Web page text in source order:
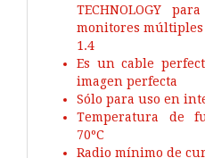
TECHNOLOGY
monitores
1.4
Es un cable
imagen perfecta
Sólo para uso en
Temperatura de
70ºC
Radio mínimo de